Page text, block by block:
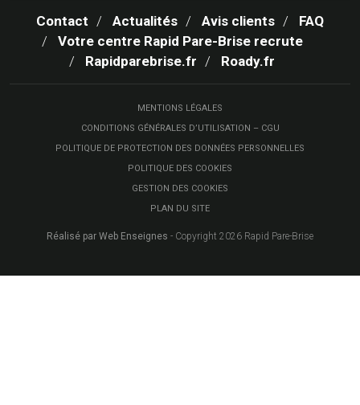
Contact Actualités Avis clients
FAQ
Votre centre Rapid Pare-Brise recrute
Rapidparebrise.fr
Roady.fr
MENTIONS LÉGALES
CONDITIONS GÉNÉRALES D’UTILISATION – CGU
POLITIQUE DE PROTECTION DES DONNÉES PERSONNELLES
POLITIQUE DES COOKIES
GESTION DES COOKIES
PLAN DU SITE
Réalisé par Web Enseignes - Copyright 2026 Rapid Pare-Brise